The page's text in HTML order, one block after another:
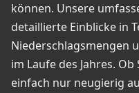
können. Unsere
detaillierte Einblicke in
Niederschlagsmengen
im Laufe des Jahres.
einfach nur neugierig